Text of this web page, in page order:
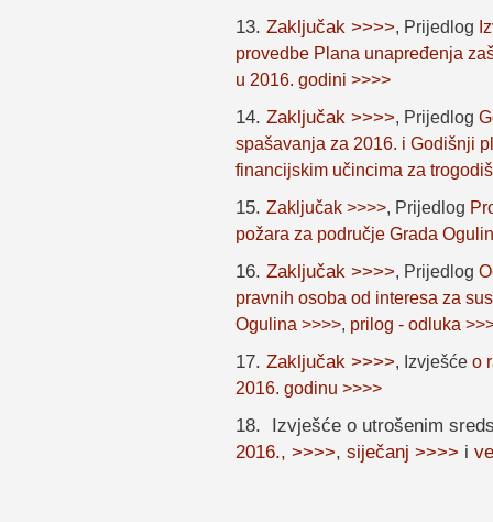
13. Zaključak >>>>, Prijedlog
provedbe Plana unapređenja
u 2016. godini >>>>
14. Zaključak >>>>, Prijedlog
spašavanja za 2016. i Godišnji
financijskim učincima za
15. Zaključak >>>>, Prijedlog
požara za područje Grada
16. Zaključak >>>>, Prijedlog
pravnih osoba od interesa za
Ogulina >>>>, prilog - odluka
17. Zaključak >>>>, Izvješće o
2016. godinu >>>>
18. Izvješće o utrošenim
2016., >>>>, siječanj >>>> i